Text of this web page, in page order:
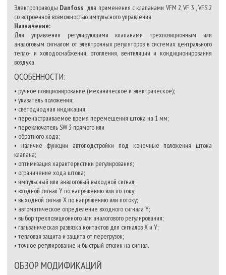
Электроприводы Danfoss для применения с клапанами VFM 2, VF 3 , VFS 2
cо встроенной возможностью импульсного управления
Назначение:
Для управления регулирующими клапанами трехпозиционным или
аналоговым сигналом от электронных регуляторов в системах центрального
тепло- и холодоснабжения, отопления, вентиляции и кондиционирования
воздуха.
ОСОБЕННОСТИ:
• ручное позиционирование (механическое и электрическое);
• указатель положения;
• светодиодная индикация;
• перенастраиваемое время перемещения штока на 1 мм;
• переключатель SW 3 прямого или
• обратного хода;
• наличие функции автоподстройки под конечные положения штока
клапана;
• оптимизация характеристики регулирования;
• ограничение хода штока;
• импульсный или аналоговый выходной сигнал;
• входной сигнал Y по напряжению или по току;
• выходной сигнал X по напряжению или потоку;
• автоматическое определение входного сигнала Y;
• выбор трехпозиционного или аналогового регулирования;
• гальваническая развязка контактов для сигналов X и Y;
• тепловая защита и защита от перегрузок;
• точное регулирование и быстрый отклик на сигнал.
ОБЗОР МОДИФИКАЦИЙ